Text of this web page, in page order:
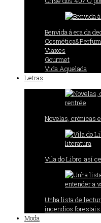
Benvida á era da
Viaxes
Gourmet
Vida Aquelada
Letras
Novelas, crónicas
Vila do Libro: así
Unha lista de
incendios forestais
Moda